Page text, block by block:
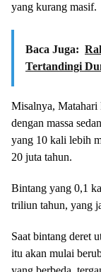
yang kurang masif.
Baca Juga:
Tertandingi
Misalnya, Matahari
dengan massa
yang 10 kali lebih
20 juta tahun.
Bintang yang 0,1
triliun tahun, yang
Saat bintang deret
itu akan mulai